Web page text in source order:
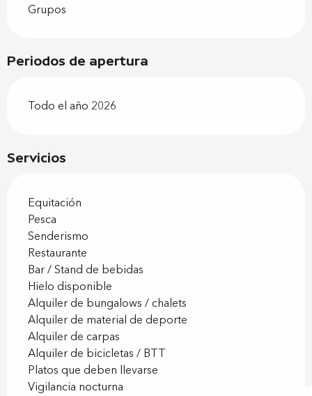
Servicios
Equitación
Pesca
Senderismo
Restaurante
Bar / Stand de bebidas
Hielo disponible
Alquiler de bungalows / chalets
Alquiler de material de deporte
Alquiler de carpas
Alquiler de bicicletas / BTT
Platos que deben llevarse
Vigilancia nocturna
Grupos
Periodos de apertura
Todo el año 2026